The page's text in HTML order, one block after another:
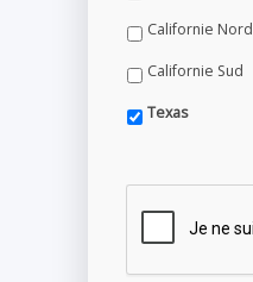
Californie Nord
Californie Sud
Texas